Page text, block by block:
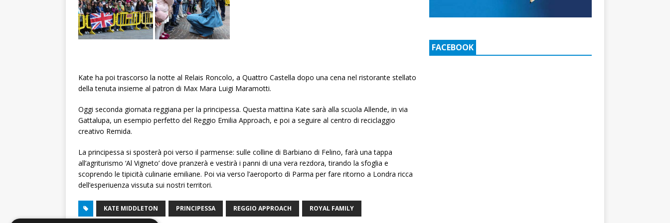
Kate ha poi trascorso la notte al Relais Roncolo, a Quattro Castella dopo una cena nel ristorante stellato
della tenuta insieme al patron di Max Mara Luigi Maramotti.
Oggi seconda giornata reggiana per la principessa. Questa mattina Kate sarà alla scuola Allende, in via
Gattalupa, un esempio perfetto del Reggio Emilia Approach, e poi a seguire al centro di reciclaggio
creativo Remida.
La principessa si sposterà poi verso il parmense: sulle colline di Barbiano di Felino, farà una tappa
all’agriturismo ‘Al Vigneto’ dove pranzerà e vestirà i panni di una vera rezdora, tirando la sfoglia e
scoprendo le tipicità culinarie emiliane. Poi via verso l’aeroporto di Parma per fare ritorno a Londra ricca
dell’esperiuenza vissuta sui nostri territori.
KATE MIDDLETON PRINCIPESSA REGGIO APPROACH ROYAL FAMILY
FACEBOOK